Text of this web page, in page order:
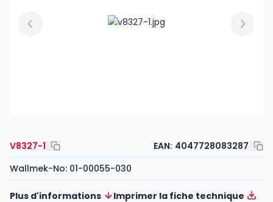
V8327-1 EAN: 4047728083287
Wallmek-No: 01-00055-030
Plus d'informations Imprimer la fiche technique